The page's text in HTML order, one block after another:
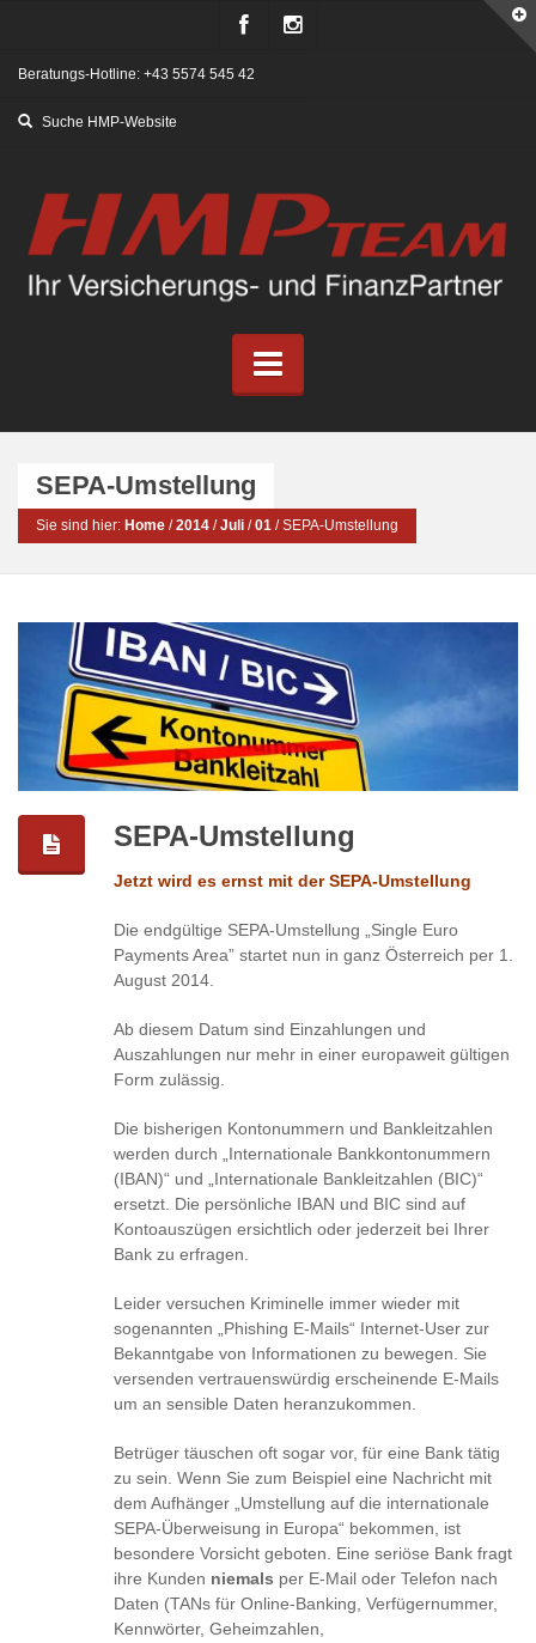
Beratungs-Hotline: +43 5574 545 42
SEPA-Umstellung
Sie sind hier: Home / 2014 / Juli / 01 / SEPA-Umstellung
SEPA-Umstellung
Jetzt wird es ernst mit der SEPA-Umstellung
Die endgültige SEPA-Umstellung „Single Euro
Payments Area” startet nun in ganz Österreich per 1.
August 2014.
Ab diesem Datum sind Einzahlungen und
Auszahlungen nur mehr in einer europaweit gültigen
Form zulässig.
Die bisherigen Kontonummern und Bankleitzahlen
werden durch „Internationale Bankkontonummern
(IBAN)“ und „Internationale Bankleitzahlen (BIC)“
ersetzt. Die persönliche IBAN und BIC sind auf
Kontoauszügen ersichtlich oder jederzeit bei Ihrer
Bank zu erfragen.
Leider versuchen Kriminelle immer wieder mit
sogenannten „Phishing E-Mails“ Internet-User zur
Bekanntgabe von Informationen zu bewegen. Sie
versenden vertrauenswürdig erscheinende E-Mails
um an sensible Daten heranzukommen.
Betrüger täuschen oft sogar vor, für eine Bank tätig
zu sein. Wenn Sie zum Beispiel eine Nachricht mit
dem Aufhänger „Umstellung auf die internationale
SEPA-Überweisung in Europa“ bekommen, ist
besondere Vorsicht geboten. Eine seriöse Bank fragt
ihre Kunden niemals per E-Mail oder Telefon nach
Daten (TANs für Online-Banking, Verfügernummer,
Kennwörter, Geheimzahlen,